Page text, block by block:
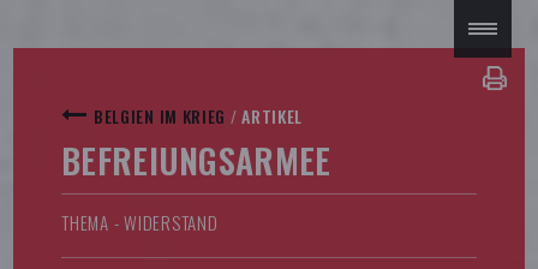
BELGIEN IM KRIEG /ARTIKEL
BEFREIUNGSARMEE
THEMA - WIDERSTAND